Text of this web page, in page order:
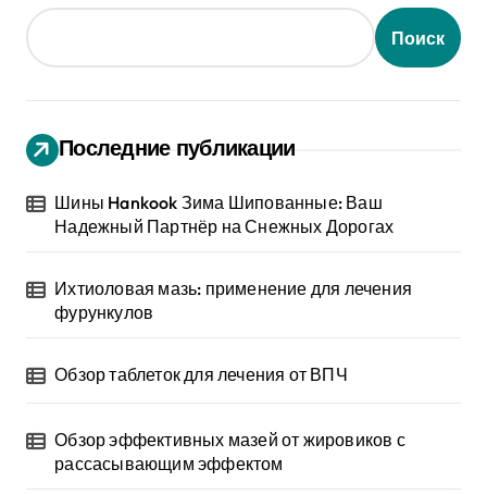
Поиск
Последние публикации
Шины Hankook Зима Шипованные: Ваш
Надежный Партнёр на Снежных Дорогах
Ихтиоловая мазь: применение для лечения
фурункулов
Обзор таблеток для лечения от ВПЧ
Обзор эффективных мазей от жировиков с
рассасывающим эффектом